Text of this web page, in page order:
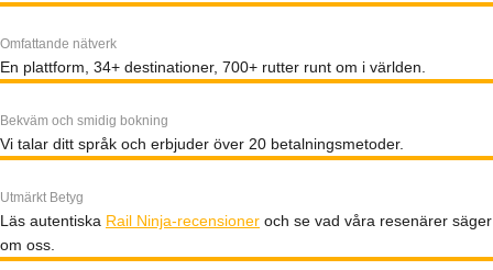
Omfattande nätverk
En plattform, 34+ destinationer, 700+ rutter runt om i världen.
Bekväm och smidig bokning
Vi talar ditt språk och erbjuder över 20 betalningsmetoder.
Utmärkt Betyg
Läs autentiska Rail Ninja-recensioner och se vad våra resenärer säger
om oss.